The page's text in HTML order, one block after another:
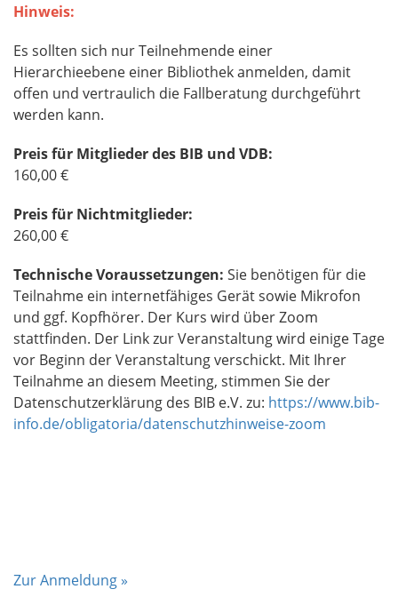
Hinweis:
Es sollten sich nur Teilnehmende einer
Hierarchieebene einer Bibliothek anmelden, damit
offen und vertraulich die Fallberatung durchgeführt
werden kann.
Preis für Mitglieder des BIB und VDB:
160,00 €
Preis für Nichtmitglieder:
260,00 €
Technische Voraussetzungen: Sie benötigen für die
Teilnahme ein internetfähiges Gerät sowie Mikrofon
und ggf. Kopfhörer. Der Kurs wird über Zoom
stattfinden. Der Link zur Veranstaltung wird einige Tage
vor Beginn der Veranstaltung verschickt. Mit Ihrer
Teilnahme an diesem Meeting, stimmen Sie der
Datenschutzerklärung des BIB e.V. zu: https://www.bib-
info.de/obligatoria/datenschutzhinweise-zoom
Zur Anmeldung »